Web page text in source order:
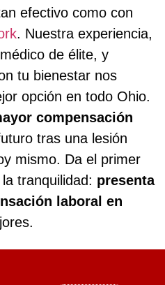
efectivo como con
. Nuestra experiencia,
de élite, y
tu bienestar nos
opción en todo Ohio.
compensación
tras una lesión
mismo. Da el primer
tranquilidad: presenta
laboral en